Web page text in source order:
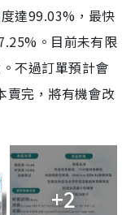
達99.03%，最快
。目前未有限
不過訂單預計會
賣完，將有機會改
+2